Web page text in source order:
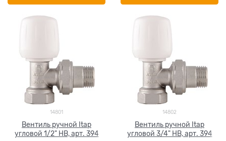
14801
Вентиль ручной Itap
угловой 1/2" НВ, арт. 394
14802
Вентиль ручной Itap
угловой 3/4" НВ, арт. 394